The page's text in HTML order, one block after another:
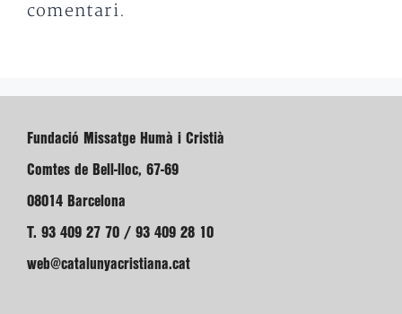
comentari.
Fundació Missatge Humà i Cristià
Comtes de Bell-lloc, 67-69
08014 Barcelona
T. 93 409 27 70 / 93 409 28 10
web@catalunyacristiana.cat